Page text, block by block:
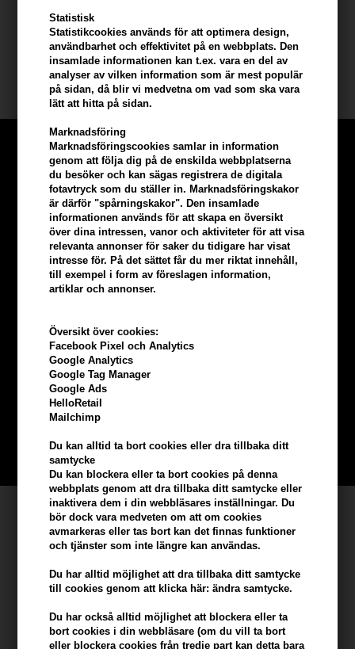
Statistisk
Statistikcookies används för att optimera design,
användbarhet och effektivitet på en webbplats. Den
insamlade informationen kan t.ex. vara en del av
analyser av vilken information som är mest populär
på sidan, då blir vi medvetna om vad som ska vara
lätt att hitta på sidan.
Marknadsföring
Marknadsföringscookies samlar in information
genom att följa dig på de enskilda webbplatserna
du besöker och kan sägas registrera de digitala
fotavtryck som du ställer in. Marknadsföringskakor
är därför "spårningskakor". Den insamlade
informationen används för att skapa en översikt
över dina intressen, vanor och aktiviteter för att visa
relevanta annonser för saker du tidigare har visat
intresse för. På det sättet får du mer riktat innehåll,
till exempel i form av föreslagen information,
artiklar och annonser.
Översikt över cookies:
Facebook Pixel och Analytics
Google Analytics
Google Tag Manager
Google Ads
HelloRetail
Mailchimp
Du kan alltid ta bort cookies eller dra tillbaka ditt
samtycke
Du kan blockera eller ta bort cookies på denna
webbplats genom att dra tillbaka ditt samtycke eller
inaktivera dem i din webbläsares inställningar. Du
bör dock vara medveten om att om cookies
avmarkeras eller tas bort kan det finnas funktioner
och tjänster som inte längre kan användas.
Du har alltid möjlighet att dra tillbaka ditt samtycke
till cookies genom att klicka här: ändra samtycke.
Du har också alltid möjlighet att blockera eller ta
bort cookies i din webbläsare (om du vill ta bort
eller blockera cookies från tredje part kan detta bara
Storlek: 150ml.
Lernberger Stafsing
Tjäna5% bonus
beställning
Bli en del av vår kundklubb gratis och få rabatter när du handlar
BLI EN GRATIS MEDLEM HÄR
Kundservice
Hair247
DK-7800 Skive